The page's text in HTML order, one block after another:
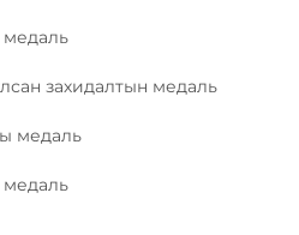
медаль
захидалтын медаль
медаль
медаль